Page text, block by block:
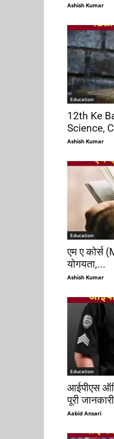
Ashish Kumar
Education
12th Ke
Science,
Ashish Kumar
Education
एम ए कोर्स
योगयता,...
Ashish Kumar
Education
आईपीएस
पूरी जानकारी
Aabid Ansari